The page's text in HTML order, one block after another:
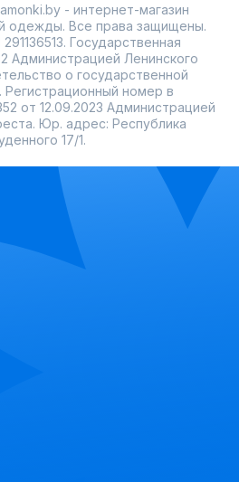
- интернет-магазин
одежды. Все права защищены.
Государственная
Администрацией Ленинского
о государственной
Регистрационный номер в
от 12.09.2023 Администрацией
Юр. адрес: Республика
17/1.